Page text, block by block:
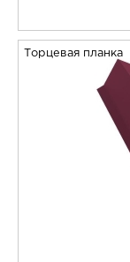
Торцевая планка